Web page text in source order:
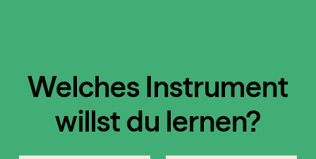
Welches Instrument
willst du lernen?